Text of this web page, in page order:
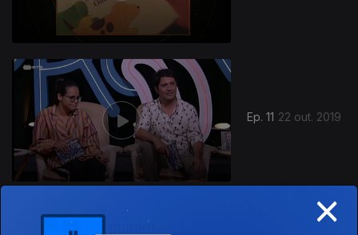
Ep. 11 22 out. 2019
×